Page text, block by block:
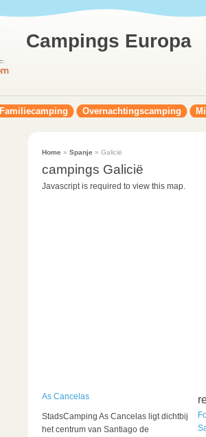
Campings Europa
Familiecamping Overnachtingscamping
Home » Spanje » Galicië
campings Galicië
Javascript is required to view this map.
As Cancelas
StadsCamping As Cancelas ligt dichtbij
het centrum van Santiago de